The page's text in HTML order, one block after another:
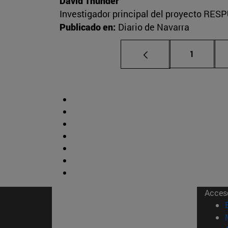
Investigador principal del proyecto
Publicado en: Diario de Navarra
Página
1